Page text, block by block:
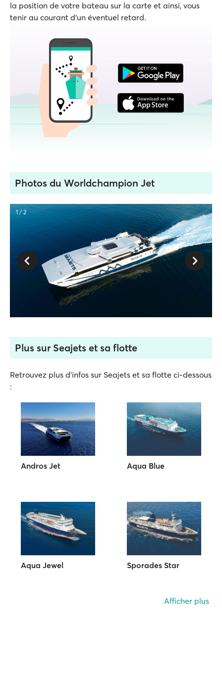
la position de votre bateau sur la carte et ainsi, vous
tenir au courant d'un éventuel retard.
Photos du Worldchampion Jet
1 / 2
Plus sur Seajets et sa flotte
Retrouvez plus d'infos sur Seajets et sa flotte ci-dessous
:
Andros Jet Aqua Blue
Aqua Jewel Sporades Star
Afficher plus